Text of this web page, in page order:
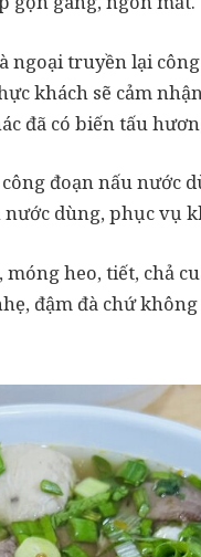
ngoại truyền lại
khách sẽ cảm
đã có biến tấu
đoạn nấu nước
dùng, phục vụ
heo, tiết, chả
đậm đà chứ